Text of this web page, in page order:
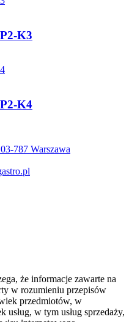
K3
K4
787 Warszawa
że informacje zawarte na
w rozumieniu przepisów
przedmiotów, w
w tym usług sprzedaży,